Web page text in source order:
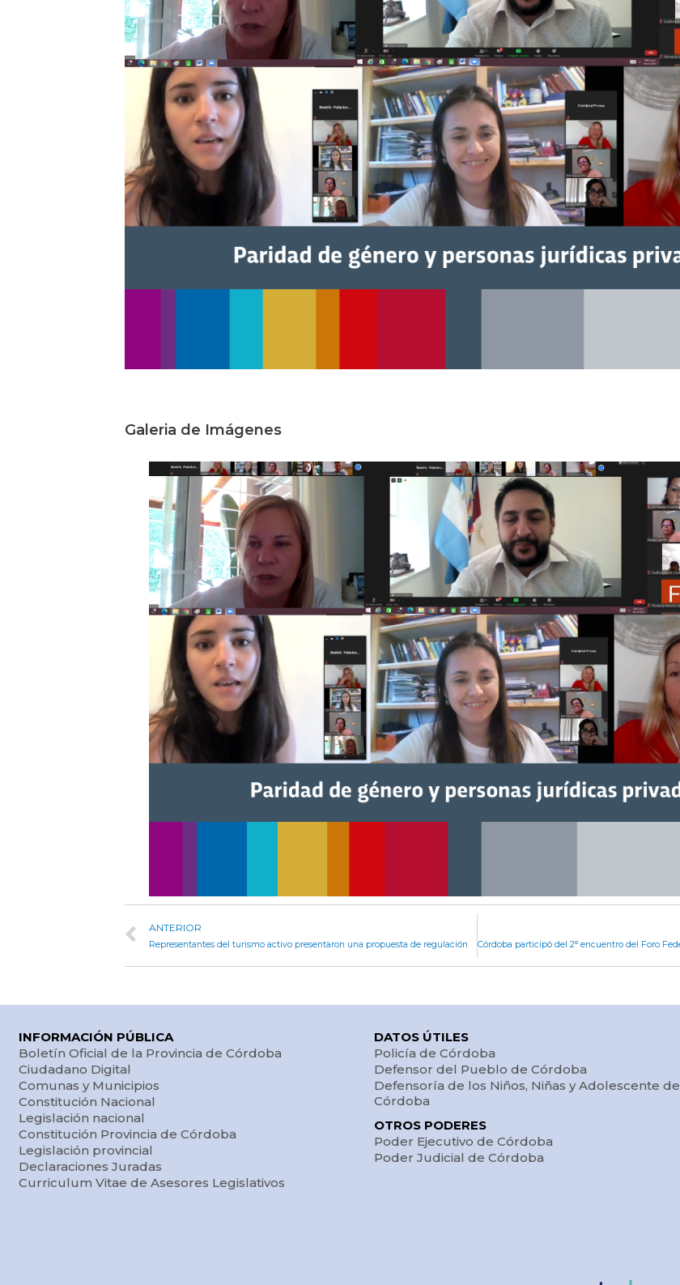
Galeria de Imágenes
ANTERIOR
Representantes del turismo activo presentaron una propuesta de regulación
INFORMACIÓN PÚBLICA
Boletín Oficial de la Provincia de Córdoba
Ciudadano Digital
Comunas y Municipios
Constitución Nacional
Legislación nacional
Constitución Provincia de Córdoba
Legislación provincial
Declaraciones Juradas
Curriculum Vitae de Asesores Legislativos
DATOS ÚTILES
Policía de Córdoba
Defensor del Pueblo de Córdoba
Defensoría de los Niños, Niñas y Adolescente de
Córdoba
OTROS PODERES
Poder Ejecutivo de Córdoba
Poder Judicial de Córdoba